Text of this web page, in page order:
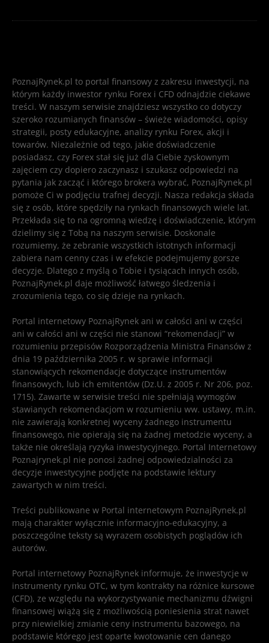
PoznajRynek.pl to portal finansowy z zakresu inwestycji, na
którym każdy inwestor rynku Forex i CFD odnajdzie ciekawe
treści. W naszym serwisie znajdziesz wszystko co dotyczy
szeroko rozumianych finansów – świeże wiadomości, opisy
strategii, posty edukacyjne, analizy rynku Forex, akcji i
towarów. Niezależnie od tego, jakie doświadczenie
posiadasz, czy Forex stał się już dla Ciebie zyskownym
zajęciem czy dopiero zaczynasz i szukasz odpowiedzi na
pytania jak zacząć i którego brokera wybrać, PoznajRynek.pl
pomoże Ci w podjęciu trafnej decyzji. Nasza redakcja składa
się z osób, które spędziły na rynkach finansowych wiele lat.
Przekłada się to na ogromną wiedzę i doświadczenie, którym
dzielimy się z Tobą na naszym serwisie. Doskonale
rozumiemy, że zebranie wszystkich istotnych informacji
zabiera nam cenny czas i w efekcie podejmujemy gorsze
decyzje. Dlatego z myślą o Tobie i tysiącach innych osób,
PoznajRynek.pl daje możliwość łatwego śledzenia i
zrozumienia tego, co się dzieje na rynkach.
Portal internetowy PoznajRynek ani w całości ani w części
ani w całości ani w części nie stanowi “rekomendacji” w
rozumieniu przepisów Rozporządzenia Ministra Finansów z
dnia 19 października 2005 r. w sprawie informacji
stanowiących rekomendacje dotyczące instrumentów
finansowych, lub ich emitentów (Dz.U. z 2005 r. Nr 206, poz.
1715). Zawarte w serwisie treści nie spełniają wymogów
stawianych rekomendacjom w rozumieniu ww. ustawy, m.in.
nie zawierają konkretnej wyceny żadnego instrumentu
finansowego, nie opierają się na żadnej metodzie wyceny, a
także nie określają ryzyka inwestycyjnego. Portal Internetowy
Poznajrynek.pl nie ponosi żadnej odpowiedzialności za
decyzje inwestycyjne podjęte na podstawie lektury
zawartych w nim treści.
Treści publikowane w Portal internetowym PoznajRynek.pl
mają charakter wyłącznie informacyjno-edukacyjny, a
poszczególne teksty są wyrazem osobistych poglądów ich
autorów.
Portal internetowy PoznajRynek informuje, że inwestycje w
instrumenty rynku OTC, w tym kontrakty na różnice kursowe
(CFD), ze względu na wykorzystywanie mechanizmu dźwigni
finansowej wiążą się z możliwością poniesienia strat nawet
przy niewielkiej zmianie ceny instrumentu bazowego, na
podstawie którego jest oparte kwotowanie cen danego